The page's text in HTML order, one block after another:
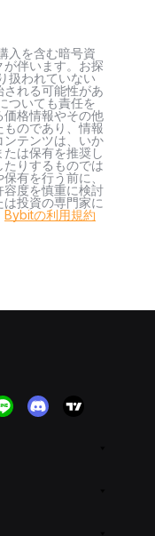
入を含む暗号資
伴います。お探
扱われていない
れる可能性があ
ついても責任を
価格情報やその他
のであり、情報
テンツは、いか
は保有を推奨し
りするものでは
有を行う前に、
容度を慎重に検討
投資の専門家に
Bybitの利用規約